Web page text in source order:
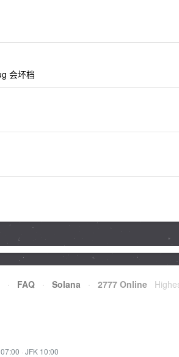
会坏档
· FAQ · Solana · 2777 Online
· JFK 10:00